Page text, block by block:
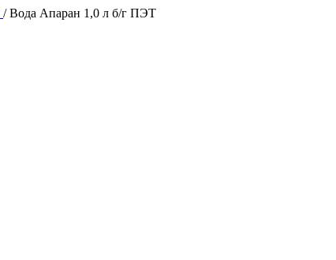
/Вода Апаран 1,0 л б/г ПЭТ